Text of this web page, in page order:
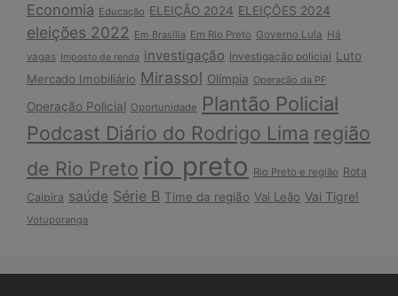
Economia Educação ELEIÇÃO 2024 ELEIÇÕES 2024
eleições 2022 Em Brasília Em Rio Preto Governo Lula Há
vagas
Imposto de renda investigação Investigação policial Luto
Mercado Imobiliário Mirassol Olímpia Operação da PF
Operação Policial Oportunidade Plantão Policial
Podcast Diário do Rodrigo Lima região
de Rio Preto rio preto Rio Preto e região Rota
Caipira saúde Série B Time da região Vai Leão Vai Tigre!
Votuporanga